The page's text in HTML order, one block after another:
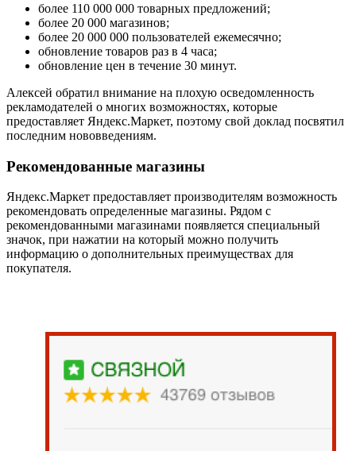
более 110 000 000 товарных предложений;
более 20 000 магазинов;
более 20 000 000 пользователей ежемесячно;
обновление товаров раз в 4 часа;
обновление цен в течение 30 минут.
Алексей обратил внимание на плохую осведомленность
рекламодателей о многих возможностях, которые
предоставляет Яндекс.Маркет, поэтому свой доклад посвятил
последним нововведениям.
Рекомендованные магазины
Яндекс.Маркет предоставляет производителям возможность
рекомендовать определенные магазины. Рядом с
рекомендованными магазинами появляется специальный
значок, при нажатии на который можно получить
информацию о дополнительных преимуществах для
покупателя.